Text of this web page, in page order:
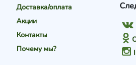
Доставка/оплата
Акции
Контакты
Почему мы?